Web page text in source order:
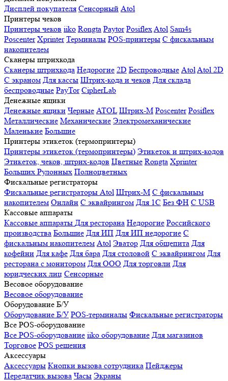
Дисплей покупателя Сенсорный Atol
Принтеры чеков
Принтеры чеков iiko Rongta Paytor PosiflexAtol Sam4s
Poscenter Xprinter Терминалы POS-принтеры С фискальным
накопителем
Сканеры штрихкода
Сканеры штрихкода Недорогие 2D Беспроводные AtolAtol 2D
С экраном Для кассы Штрих-кода и чеков Для склада
беспроводные PayTor CipherLab
Денежные ящики
Денежные ящики Черные ATOL Штрих-М Poscenter Posiflex
Металлические Механические Электромеханические
Маленькие Большие
Принтеры этикеток (термопринтеры)
Принтеры этикеток (термопринтеры) Этикеток и штрих-кодов
Этикеток, чеков, штрих-кодов Цветные Rongta Xprinter
Больших Рулонных Полноцветных
Фискальные регистраторы
Фискальные регистраторы Atol Штрих-М С фискальным
накопителем Онлайн С эквайрингом Для 1С Без ФН С USB
Кассовые аппараты
Кассовые аппараты Для ресторана Недорогие Российского
производства Большие Для ИП Для ИП недорогие С
фискальным накопителем Atol Эватор Для общепита Для
кофейни Для кафе Для бара Для столовой С эквайрингом Для
ресторана с монитором Для ООО Для торговли Для
юридческих лиц Сенсорные
Весовое оборудование
Весовое оборудование
Оборудование Б/У
Оборудование Б/У POS-терминалы Фискальные регистраторы
Все POS-оборудование
Все POS-оборудование iiko оборудование Для магазинов
Торговое POS решения
Аксессуары
Аксессуары Кнопки вызова сотрудника Пейджеры
Передатчик вызова Часы Экраны